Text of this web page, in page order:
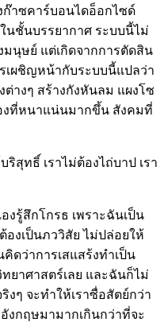
ก๊าซคาร์บอนไดอ็อกไซด์
นชั้นบรรยากาศ ระบบนี้ไม่
นุษย์ แต่เกิดจากการตัดสิน
เผชิญหน้ากับระบบนี้แปลว่า
ต่างๆ สร้างกังหันลม แผงโซ
งที่หนาแน่นมากขึ้น สังคมที่
สุทธิ์ เราไม่ต้องไถ่บาป เรา
รู้สึกโกรธ เพราะฉันเป็น
องเป็นภววิสัย ไม่ปล่อยให้
ดว่าการเสแสร้งทำเป็น
ยาศาสตร์เลย และฉันก็ไม่
งๆ จะทำให้เราซื่อสัตย์กว่า
งกฤษมามากเกินกว่าที่จะ